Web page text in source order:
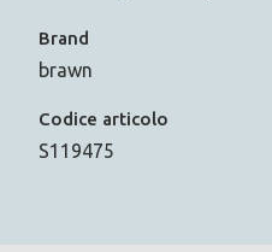
Brand
brawn
Codice articolo
S119475